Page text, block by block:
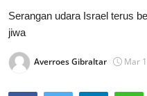
News
Serangan udara Israel terus
jiwa
Averroes Gibraltar Mar